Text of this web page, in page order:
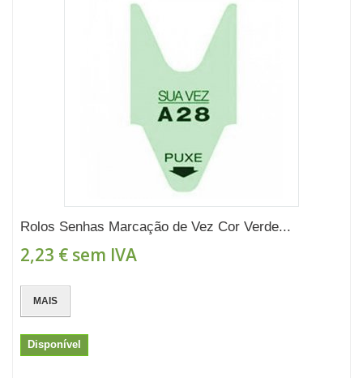
Rolos Senhas Marcação de Vez Cor Verde...
2,23 € sem IVA
MAIS
Disponível